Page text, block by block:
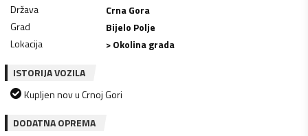
Država
Crna Gora
Grad
Bijelo Polje
Lokacija
> Okolina grada
ISTORIJA VOZILA
Kupljen nov u Crnoj Gori
DODATNA OPREMA